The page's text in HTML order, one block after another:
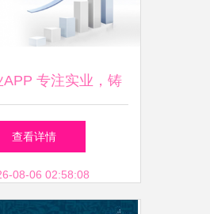
APP 专注实业，铸
业典范的力量
查看详情
08-06 02:58:08